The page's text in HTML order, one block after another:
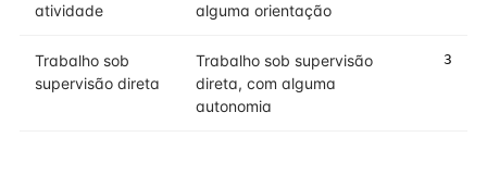
atividade
alguma orientação
Trabalho sob
supervisão direta
Trabalho sob supervisão
direta, com alguma
autonomia
3